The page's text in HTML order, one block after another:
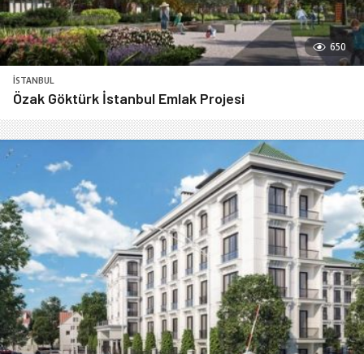
650
İSTANBUL
Özak Göktürk İstanbul Emlak Projesi